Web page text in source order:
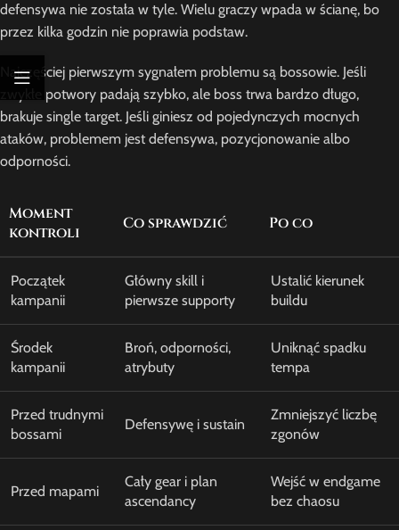
defensywa nie została w tyle. Wielu graczy wpada w ścianę, bo
przez kilka godzin nie poprawia podstaw.
Najczęściej pierwszym sygnałem problemu są bossowie. Jeśli
zwykłe potwory padają szybko, ale boss trwa bardzo długo,
brakuje single target. Jeśli giniesz od pojedynczych mocnych
ataków, problemem jest defensywa, pozycjonowanie albo
odporności.
Moment
kontroli
Co sprawdzić Po co
Początek
kampanii
Główny skill i
pierwsze supporty
Ustalić kierunek
buildu
Środek
kampanii
Broń, odporności,
atrybuty
Uniknąć spadku
tempa
Przed trudnymi
bossami
Defensywę i sustain
Zmniejszyć liczbę
zgonów
Przed mapami
Cały gear i plan
ascendancy
Wejść w endgame
bez chaosu